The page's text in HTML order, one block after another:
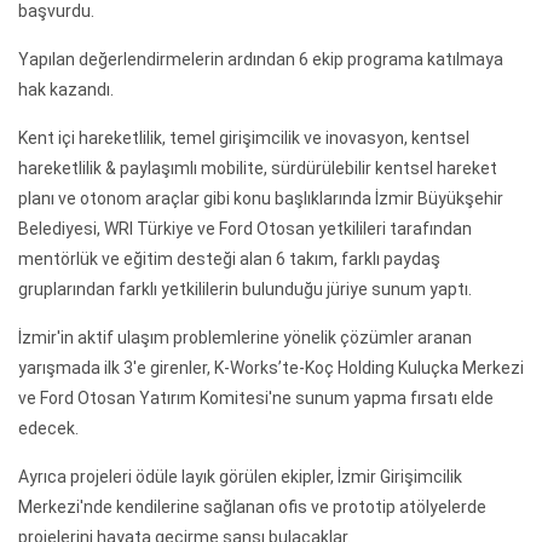
başvurdu.
Yapılan değerlendirmelerin ardından 6 ekip programa katılmaya
hak kazandı.
Kent içi hareketlilik, temel girişimcilik ve inovasyon, kentsel
hareketlilik & paylaşımlı mobilite, sürdürülebilir kentsel hareket
planı ve otonom araçlar gibi konu başlıklarında İzmir Büyükşehir
Belediyesi, WRI Türkiye ve Ford Otosan yetkilileri tarafından
mentörlük ve eğitim desteği alan 6 takım, farklı paydaş
gruplarından farklı yetkililerin bulunduğu jüriye sunum yaptı.
İzmir'in aktif ulaşım problemlerine yönelik çözümler aranan
yarışmada ilk 3'e girenler, K-Works’te-Koç Holding Kuluçka Merkezi
ve Ford Otosan Yatırım Komitesi'ne sunum yapma fırsatı elde
edecek.
Ayrıca projeleri ödüle layık görülen ekipler, İzmir Girişimcilik
Merkezi'nde kendilerine sağlanan ofis ve prototip atölyelerde
projelerini hayata geçirme şansı bulacaklar.